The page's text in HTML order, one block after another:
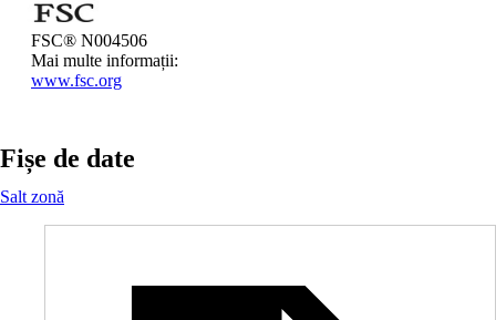
FSC® N004506
Mai multe informații:
www.fsc.org
Fișe de date
Salt zonă